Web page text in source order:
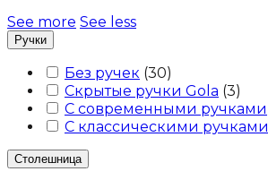
See more See less
Ручки
Без ручек (30)
Скрытые ручки Gola (3)
С современными ручками
С классическими ручками
Столешница